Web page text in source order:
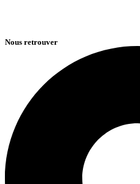
Nous retrouver